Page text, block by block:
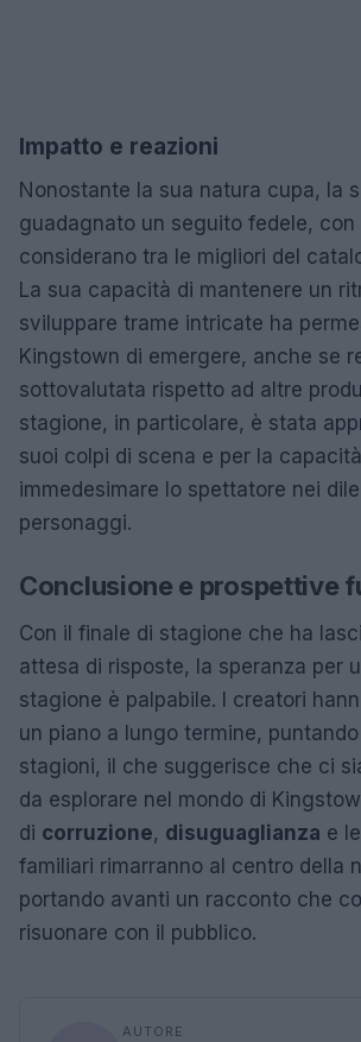
Impatto e reazioni
Nonostante la sua natura cupa, la
guadagnato un seguito fedele,
considerano tra le migliori del
La sua capacità di mantenere un
sviluppare trame intricate ha
Kingstown di emergere, anche se
sottovalutata rispetto ad altre
stagione, in particolare, è stata
suoi colpi di scena e per la
immedesimare lo spettatore nei
personaggi.
Conclusione e prospettive
Con il finale di stagione che ha
attesa di risposte, la speranza per
stagione è palpabile. I creatori
un piano a lungo termine,
stagioni, il che suggerisce che ci
da esplorare nel mondo di
di corruzione, disuguaglianza e
familiari rimarranno al centro della
portando avanti un racconto che
risuonare con il pubblico.
AUTORE